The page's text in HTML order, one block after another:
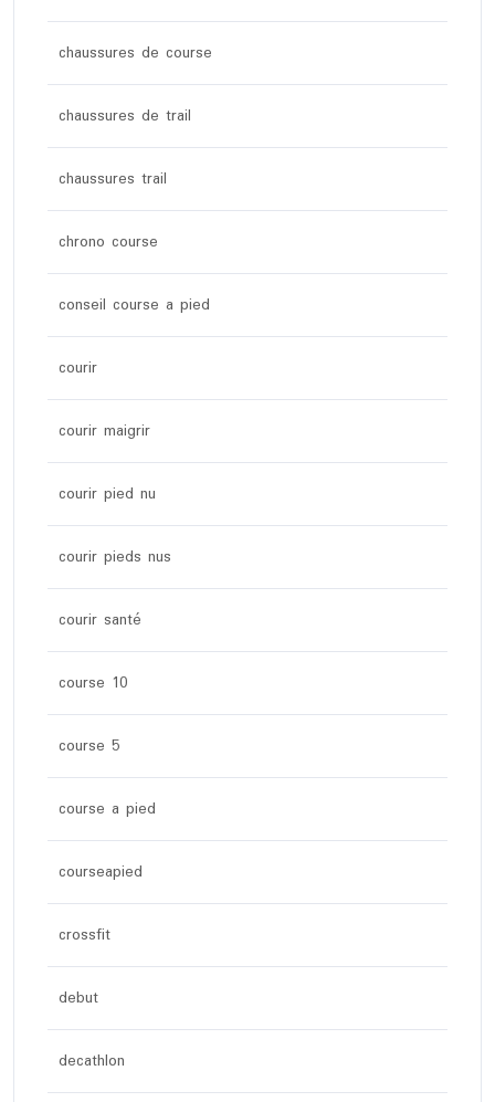
chaussures de course
chaussures de trail
chaussures trail
chrono course
conseil course a pied
courir
courir maigrir
courir pied nu
courir pieds nus
courir santé
course 10
course 5
course a pied
courseapied
crossfit
debut
decathlon